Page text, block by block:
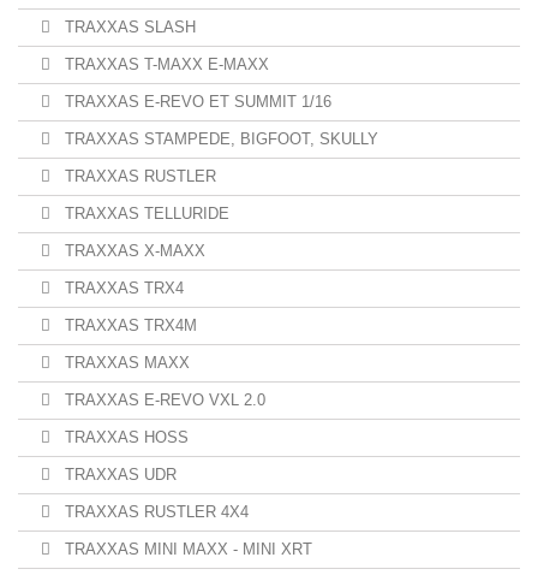
TRAXXAS SLASH
TRAXXAS T-MAXX E-MAXX
TRAXXAS E-REVO ET SUMMIT 1/16
TRAXXAS STAMPEDE, BIGFOOT, SKULLY
TRAXXAS RUSTLER
TRAXXAS TELLURIDE
TRAXXAS X-MAXX
TRAXXAS TRX4
TRAXXAS TRX4M
TRAXXAS MAXX
TRAXXAS E-REVO VXL 2.0
TRAXXAS HOSS
TRAXXAS UDR
TRAXXAS RUSTLER 4X4
TRAXXAS MINI MAXX - MINI XRT